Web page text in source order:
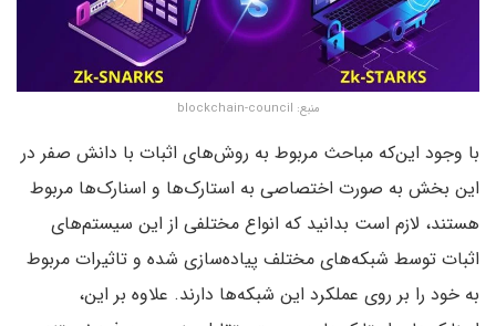
منبع: blockchain-council
با وجود این‌که مباحث مربوط به روش‌های اثبات با دانش صفر در
این بخش به صورت اختصاصی به استارک‌ها و اسنارک‌ها مربوط
هستند‌، لازم است بدانید که انواع مختلفی از این سیستم‌های
اثبات توسط شبکه‌های مختلف پیاده‌سازی شده و تاثیرات مربوط
به خود را بر روی عملکرد این شبکه‌ها دارند. علاوه بر این‌،